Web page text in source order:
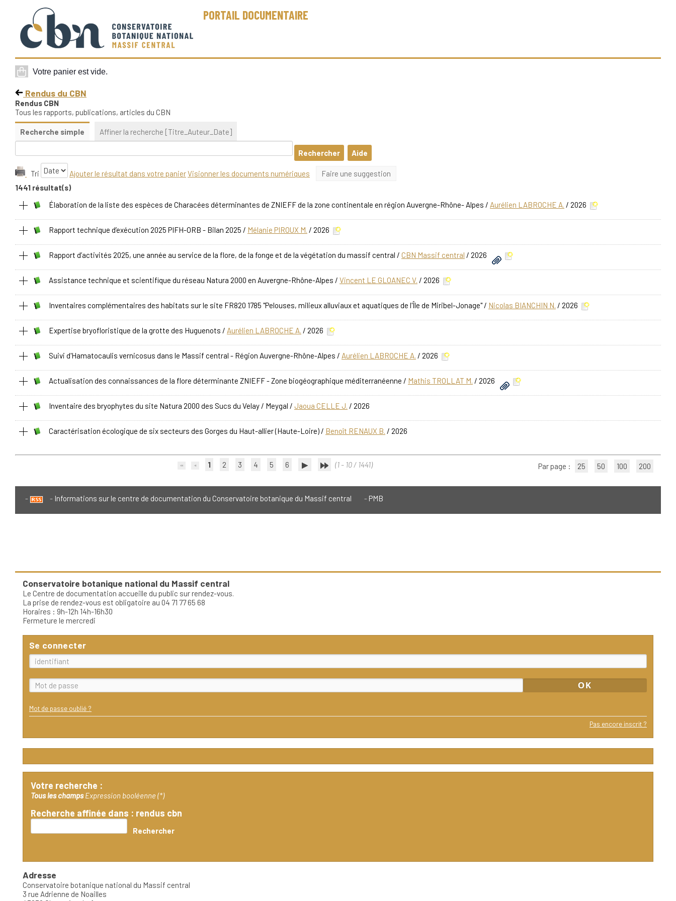
PORTAIL DOCUMENTAIRE
Rendus du CBN
Rendus CBN
Tous les rapports, publications, articles du CBN
Recherche simple Affiner la recherche [Titre_Auteur_Date]
Tri Ajouter le résultat dans votre panierVisionner les documents numériques
Faire une suggestion
1441 résultat(s)
Élaboration de la liste des espèces de Characées déterminantes de ZNIEFF de la zone continentale en région Auvergne-Rhône- Alpes / Aurélien LABROCHE A. / 2026
Rapport technique d’exécution 2025 PIFH-ORB - Bilan 2025 / Mélanie PIROUX M. / 2026
Rapport d’activités 2025, une année au service de la flore, de la fonge et de la végétation du massif central / CBN Massif central / 2026
Assistance technique et scientifique du réseau Natura 2000 en Auvergne-Rhône-Alpes / Vincent LE GLOANEC V. / 2026
Inventaires complémentaires des habitats sur le site FR820 1785 "Pelouses, milieux alluviaux et aquatiques de l'Île de Miribel-Jonage"/ Nicolas BIANCHIN N. / 2026
Expertise bryofloristique de la grotte des Huguenots / Aurélien LABROCHE A. / 2026
Suivi d'Hamatocaulis vernicosus dans le Massif central - Région Auvergne-Rhône-Alpes / Aurélien LABROCHE A. / 2026
Actualisation des connaissances de la flore déterminante ZNIEFF - Zone biogéographique méditerranéenne / Mathis TROLLAT M. / 2026
Inventaire des bryophytes du site Natura 2000 des Sucs du Velay / Meygal / Jaoua CELLE J. / 2026
Caractérisation écologique de six secteurs des Gorges du Haut-allier (Haute-Loire)/ Benoît RENAUX B. / 2026
1 2 3 4 5 6 (1 - 10 / 1441) Par page : 25 50 100 200
Informations sur le centre de documentation du Conservatoire botanique du Massif central PMB
Conservatoire botanique national du Massif central
Le Centre de documentation accueille du public sur rendez-vous.
La prise de rendez-vous est obligatoire au 04 71 77 65 68
Horaires : 9h-12h 14h-16h30
Fermeture le mercredi
Se connecter
Mot de passe oublié ?
Pas encore inscrit ?
votre recherche :
Tous les champsExpression booléenne (*)
recherche affinée dans : rendus cbn
Adresse
Conservatoire botanique national du Massif central
3 rue Adrienne de Noailles